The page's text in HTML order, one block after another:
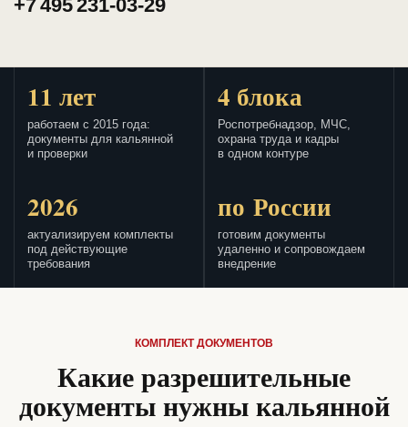
+7 495 231-03-29
11 лет
работаем с 2015 года:
документы для кальянной
и проверки
4 блока
Роспотребнадзор, МЧС,
охрана труда и кадры
в одном контуре
2026
актуализируем комплекты
под действующие
требования
по России
готовим документы
удаленно и сопровождаем
внедрение
КОМПЛЕКТ ДОКУМЕНТОВ
Какие разрешительные
документы нужны кальянной